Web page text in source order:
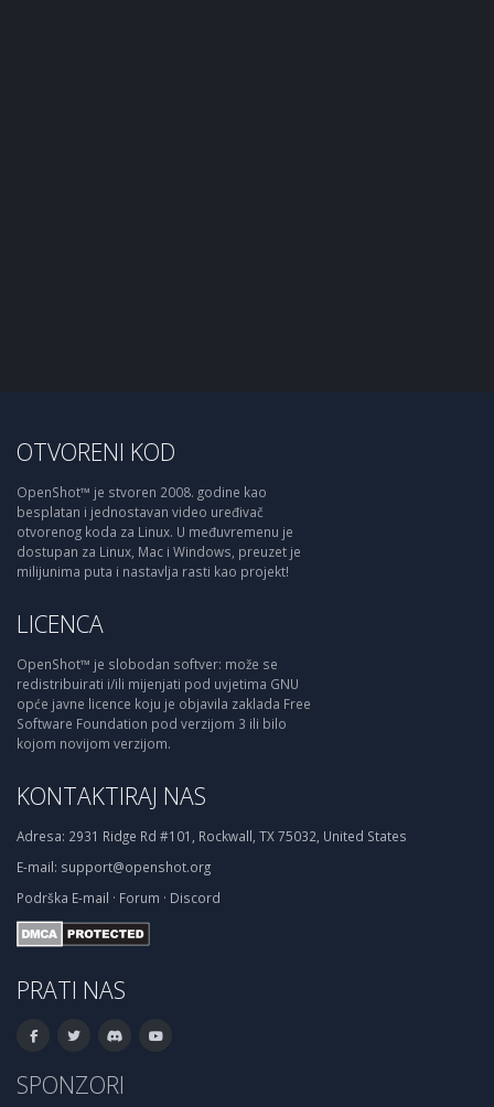
OTVORENI KOD
OpenShot™ je stvoren 2008. godine kao
besplatan i jednostavan video uređivač
otvorenog koda za Linux. U međuvremenu je
dostupan za Linux, Mac i Windows, preuzet je
milijunima puta i nastavlja rasti kao projekt!
LICENCA
OpenShot™ je slobodan softver: može se
redistribuirati i/ili mijenjati pod uvjetima GNU
opće javne licence koju je objavila zaklada Free
Software Foundation pod verzijom 3 ili bilo
kojom novijom verzijom.
KONTAKTIRAJ NAS
Adresa: 2931 Ridge Rd #101, Rockwall, TX 75032, United States
E-mail: support@openshot.org
Podrška E-mail · Forum · Discord
PRATI NAS
SPONZORI